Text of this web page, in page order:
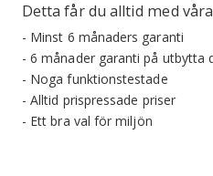
Detta får du alltid med
- Minst 6 månaders garanti
- 6 månader garanti på utbytta
- Noga funktionstestade
- Alltid prispressade priser
- Ett bra val för miljön